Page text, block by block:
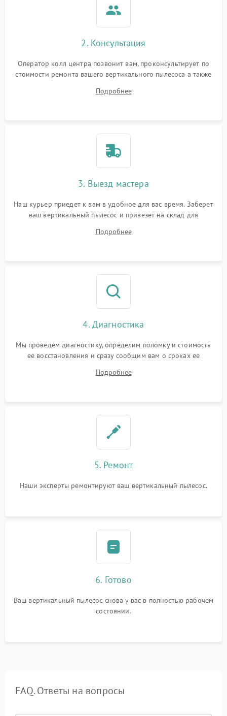
2. Консультация
Оператор колл центра позвонит вам, проконсультирует по
стоимости ремонта вашего вертикального пылесоса а также
Подробнее
3. Выезд мастера
Наш курьер приедет к вам в удобное для вас время. Заберет
ваш вертикальный пылесос и привезет на склад для
Подробнее
4. Диагностика
Мы проведем диагностику, определим поломку и стоимость
ее восстановления и сразу сообщим вам о сроках ее
Подробнее
5. Ремонт
Наши эксперты ремонтируют ваш вертикальный пылесос.
6. Готово
Ваш вертикальный пылесос снова у вас в полностью рабочем
состоянии.
FAQ. Ответы на вопросы